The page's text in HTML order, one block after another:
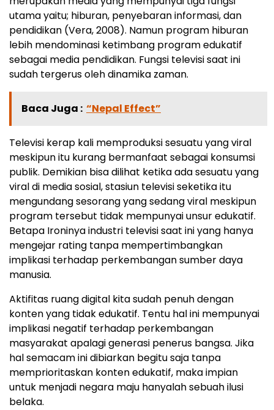
utama yaitu; hiburan, penyebaran informasi, dan
pendidikan (Vera, 2008). Namun program hiburan
lebih mendominasi ketimbang program edukatif
sebagai media pendidikan. Fungsi televisi saat ini
sudah tergerus oleh dinamika zaman.
Baca Juga : “Nepal Effect”
Televisi kerap kali memproduksi sesuatu yang viral
meskipun itu kurang bermanfaat sebagai konsumsi
publik. Demikian bisa dilihat ketika ada sesuatu yang
viral di media sosial, stasiun televisi seketika itu
mengundang sesorang yang sedang viral meskipun
program tersebut tidak mempunyai unsur edukatif.
Betapa Ironinya industri televisi saat ini yang hanya
mengejar rating tanpa mempertimbangkan
implikasi terhadap perkembangan sumber daya
manusia.
Aktifitas ruang digital kita sudah penuh dengan
konten yang tidak edukatif. Tentu hal ini mempunyai
implikasi negatif terhadap perkembangan
masyarakat apalagi generasi penerus bangsa. Jika
hal semacam ini dibiarkan begitu saja tanpa
memprioritaskan konten edukatif, maka impian
untuk menjadi negara maju hanyalah sebuah ilusi
belaka.